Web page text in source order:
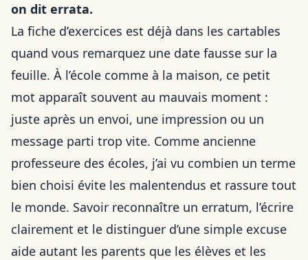
on dit errata.
La fiche d’exercices est déjà dans les cartables
quand vous remarquez une date fausse sur la
feuille. À l’école comme à la maison, ce petit
mot apparaît souvent au mauvais moment :
juste après un envoi, une impression ou un
message parti trop vite. Comme ancienne
professeure des écoles, j’ai vu combien un terme
bien choisi évite les malentendus et rassure tout
le monde. Savoir reconnaître un erratum, l’écrire
clairement et le distinguer d’une simple excuse
aide autant les parents que les élèves et les